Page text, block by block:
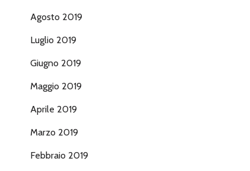
Agosto 2019
Luglio 2019
Giugno 2019
Maggio 2019
Aprile 2019
Marzo 2019
Febbraio 2019